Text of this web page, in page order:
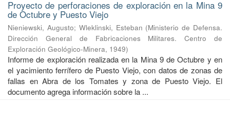
Proyecto de perforaciones de exploración en la Mina 9
de Octubre y Puesto Viejo
Nieniewski, Augusto; Wleklinski, Esteban (Ministerio de Defensa.
Dirección General de Fabricaciones Militares. Centro de
Exploración Geológico-Minera, 1949)
Informe de exploración realizada en la Mina 9 de Octubre y en
el yacimiento ferrífero de Puesto Viejo, con datos de zonas de
fallas en Abra de los Tomates y zona de Puesto Viejo. El
documento agrega información sobre la ...